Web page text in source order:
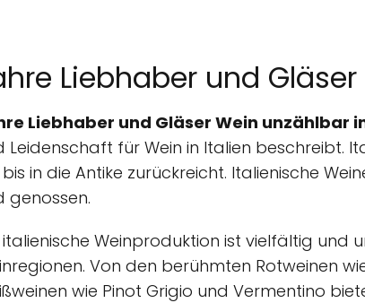
Liebhaber und
Liebhaber und Gläser Wein unzählbar
Leidenschaft für Wein in Italien beschreibt.
in die Antike zurückreicht. Italienische
genossen.
italienische Weinproduktion ist vielfältig und
Von den berühmten Rotweinen
wie Pinot Grigio und Vermentino